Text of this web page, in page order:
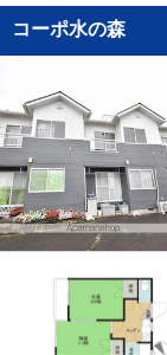
コーポ水の森